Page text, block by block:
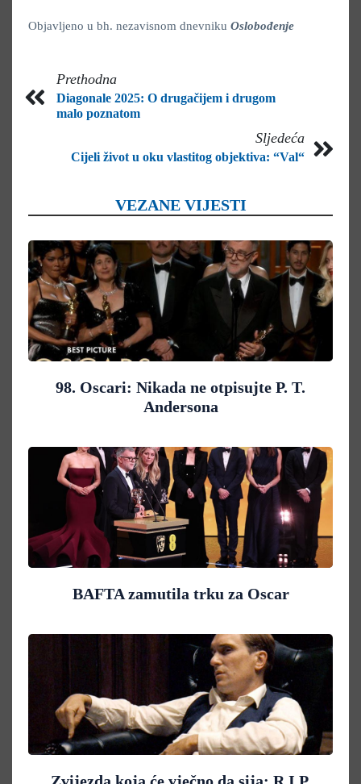
Objavljeno u bh. nezavisnom dnevniku Oslobođenje
Prethodna
Diagonale 2025: O drugačijem i drugom
malo poznatom
Sljedeća
Cijeli život u oku vlastitog objektiva: “Val“
VEZANE VIJESTI
98. Oscari: Nikada ne otpisujte P. T.
Andersona
BAFTA zamutila trku za Oscar